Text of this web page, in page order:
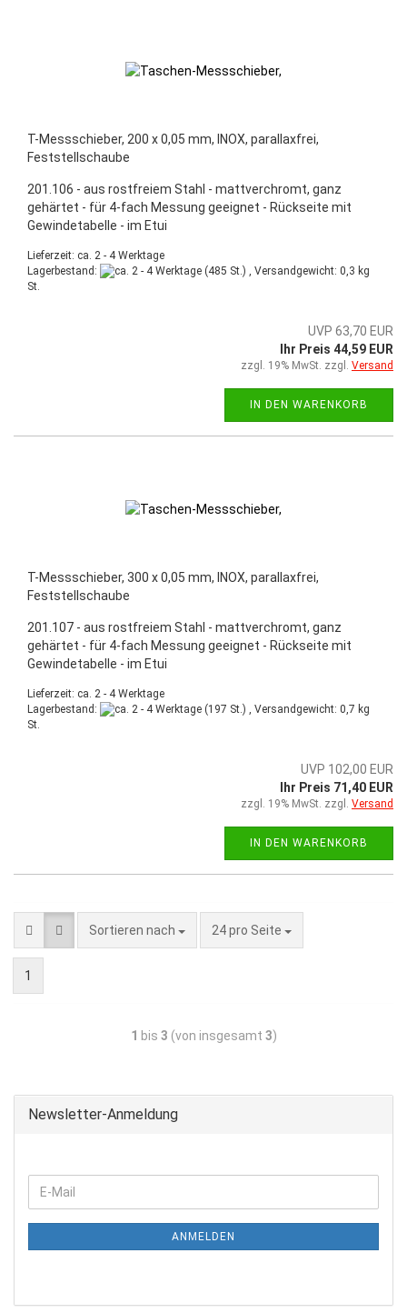
T-Messschieber, 200 x 0,05 mm, INOX, parallaxfrei,
Feststellschaube
201.106 - aus rostfreiem Stahl - mattverchromt, ganz
gehärtet - für 4-fach Messung geeignet - Rückseite mit
Gewindetabelle - im Etui
Lieferzeit: ca. 2 - 4 Werktage
Lagerbestand:
(485 St.) , Versandgewicht: 0,3 kg
St.
UVP 63,70 EUR
Ihr Preis 44,59 EUR
zzgl. 19% MwSt. zzgl. Versand
IN DEN WARENKORB
T-Messschieber, 300 x 0,05 mm, INOX, parallaxfrei,
Feststellschaube
201.107 - aus rostfreiem Stahl - mattverchromt, ganz
gehärtet - für 4-fach Messung geeignet - Rückseite mit
Gewindetabelle - im Etui
Lieferzeit: ca. 2 - 4 Werktage
Lagerbestand:
(197 St.) , Versandgewicht: 0,7 kg
St.
UVP 102,00 EUR
Ihr Preis 71,40 EUR
zzgl. 19% MwSt. zzgl. Versand
IN DEN WARENKORB
Sortieren nach 24 pro Seite
1
1 bis 3 (von insgesamt 3)
Newsletter-Anmeldung
ANMELDEN